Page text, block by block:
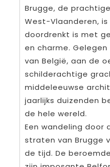
Brugge, de
West-Vlaanderen,
doordrenkt is met
en charme.
van België, aan de
schilderachtige
middeleeuwse
jaarlijks duizenden
de hele wereld.
Een wandeling door
straten van Brugge
de tijd. De